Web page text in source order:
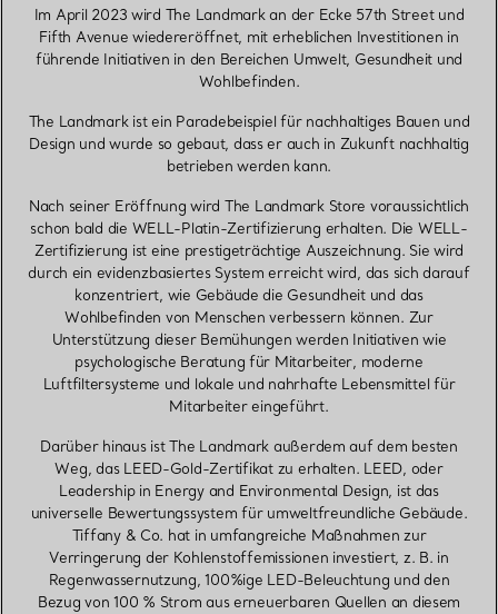
Im April 2023 wird The Landmark an der Ecke 57th Street und
Fifth Avenue wiedereröffnet, mit erheblichen Investitionen in
führende Initiativen in den Bereichen Umwelt, Gesundheit und
Wohlbefinden.
The Landmark ist ein Paradebeispiel für nachhaltiges Bauen und
Design und wurde so gebaut, dass er auch in Zukunft nachhaltig
betrieben werden kann.
Nach seiner Eröffnung wird The Landmark Store voraussichtlich
schon bald die WELL-Platin-Zertifizierung erhalten. Die WELL-
Zertifizierung ist eine prestigeträchtige Auszeichnung. Sie wird
durch ein evidenzbasiertes System erreicht wird, das sich darauf
konzentriert, wie Gebäude die Gesundheit und das
Wohlbefinden von Menschen verbessern können. Zur
Unterstützung dieser Bemühungen werden Initiativen wie
psychologische Beratung für Mitarbeiter, moderne
Luftfiltersysteme und lokale und nahrhafte Lebensmittel für
Mitarbeiter eingeführt.
Darüber hinaus ist The Landmark außerdem auf dem besten
Weg, das LEED-Gold-Zertifikat zu erhalten. LEED, oder
Leadership in Energy and Environmental Design, ist das
universelle Bewertungssystem für umweltfreundliche Gebäude.
Tiffany & Co. hat in umfangreiche Maßnahmen zur
Verringerung der Kohlenstoffemissionen investiert, z. B. in
Regenwassernutzung, 100%ige LED-Beleuchtung und den
Bezug von 100 % Strom aus erneuerbaren Quellen an diesem